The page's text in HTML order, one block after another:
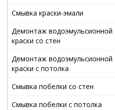
Смывка краски-эмали
Демонтаж водоэмульсионной
краски со стен
Демонтаж водоэмульсионной
краски с потолка
Смывка побелки со стен
Смывка побелки с потолка